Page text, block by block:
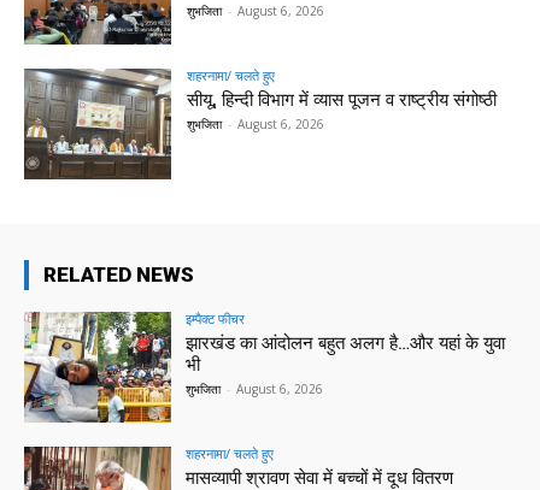
शुभजिता - August 6, 2026
शहरनामा/ चलते हुए
सीयू, हिन्दी विभाग में व्यास पूजन व राष्ट्रीय संगोष्ठी
शुभजिता - August 6, 2026
RELATED NEWS
इम्पैक्ट फीचर
झारखंड का आंदोलन बहुत अलग है…और यहां के युवा
भी
शुभजिता - August 6, 2026
शहरनामा/ चलते हुए
मासव्यापी श्रावण सेवा में बच्चों में दूध वितरण